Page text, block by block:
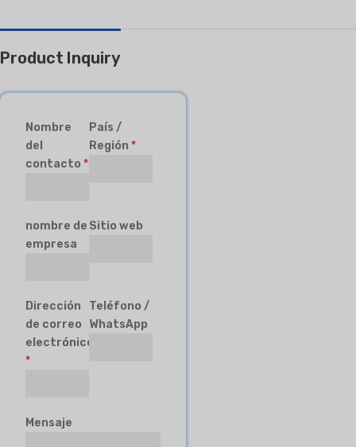
Product Inquiry
Nombre
del
contacto *
País /
Región*
nombre de
empresa
Sitio web
Dirección
de correo
electrónico
*
Teléfono /
WhatsApp
Mensaje